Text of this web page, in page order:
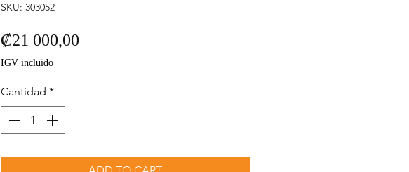
SKU: 303052
₡21 000,00
IGV incluido
Cantidad *